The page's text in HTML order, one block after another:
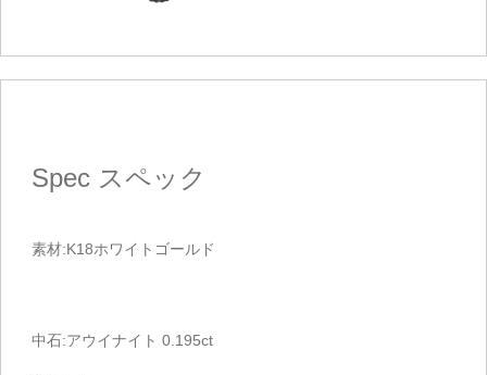
Spec スペック
素材:K18ホワイトゴールド
中石:アウイナイト 0.195ct